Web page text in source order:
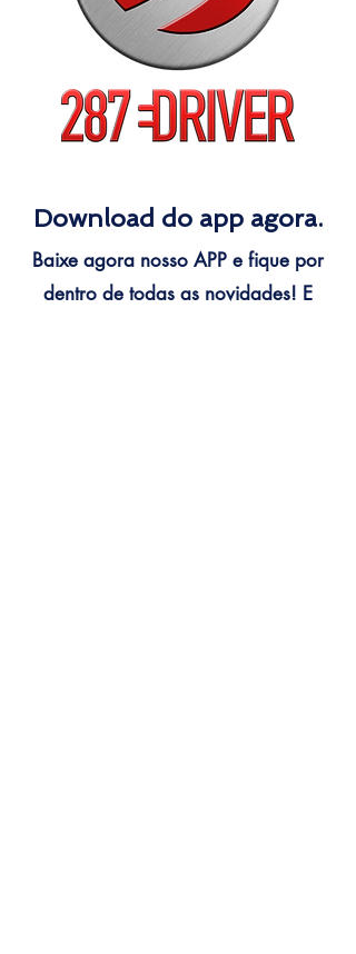
Download do app agora.
Baixe agora nosso APP e fique por
dentro de todas as novidades! E